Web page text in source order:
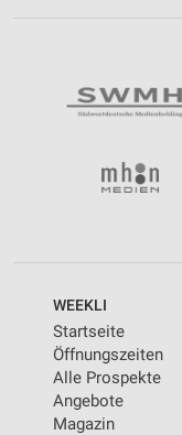
WEEKLI
Startseite
Öffnungszeiten
Alle Prospekte
Angebote
Magazin